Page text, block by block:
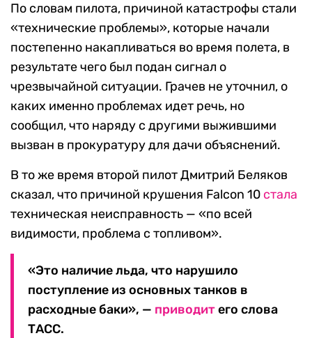
По словам пилота, причиной катастрофы стали
«технические проблемы», которые начали
постепенно накапливаться во время полета, в
результате чего был подан сигнал о
чрезвычайной ситуации. Грачев не уточнил, о
каких именно проблемах идет речь, но
сообщил, что наряду с другими выжившими
вызван в прокуратуру для дачи объяснений.
В то же время второй пилот Дмитрий Беляков
сказал, что причиной крушения Falcon 10 стала
техническая неисправность — «по всей
видимости, проблема с топливом».
«Это наличие льда, что нарушило
поступление из основных танков в
расходные баки», — приводитего слова
ТАСС.